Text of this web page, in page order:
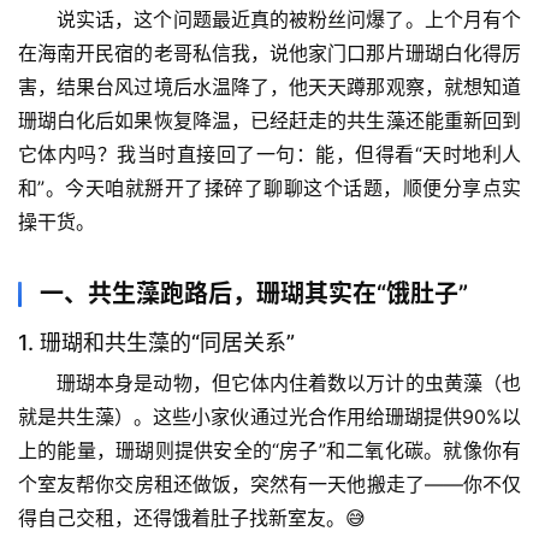
说实话，这个问题最近真的被粉丝问爆了。上个月有个
在海南开民宿的老哥私信我，说他家门口那片珊瑚白化得厉
害，结果台风过境后水温降了，他天天蹲那观察，就想知道
珊瑚白化后如果恢复降温，已经赶走的共生藻还能重新回到
它体内吗？我当时直接回了一句：能，但得看“天时地利人
和”。今天咱就掰开了揉碎了聊聊这个话题，顺便分享点实
操干货。
一、共生藻跑路后，珊瑚其实在“饿肚子”
1. 珊瑚和共生藻的“同居关系”
珊瑚本身是动物，但它体内住着数以万计的虫黄藻（也
就是共生藻）。这些小家伙通过光合作用给珊瑚提供90%以
上的能量，珊瑚则提供安全的“房子”和二氧化碳。就像你有
个室友帮你交房租还做饭，突然有一天他搬走了——你不仅
得自己交租，还得饿着肚子找新室友。😅